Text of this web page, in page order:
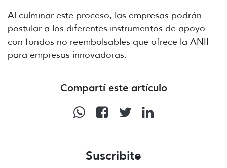
Al culminar este proceso, las empresas podrán
postular a los diferentes instrumentos de apoyo
con fondos no reembolsables que ofrece la ANII
para empresas innovadoras.
Compartí este artículo
Suscribite